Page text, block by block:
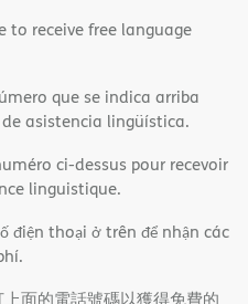
to receive free language
que se indica arriba
asistencia lingüística.
ci-dessus pour recevoir
linguistique.
điện thoại ở trên để nhận các